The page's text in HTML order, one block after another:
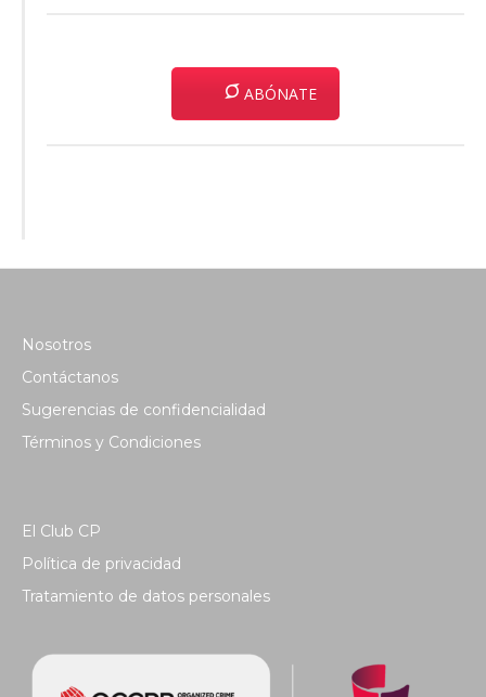
ABÓNATE
Nosotros
Contáctanos
Sugerencias de confidencialidad
Términos y Condiciones
El Club CP
Política de privacidad
Tratamiento de datos personales